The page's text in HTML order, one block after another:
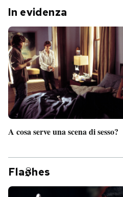
In evidenza
A cosa serve una scena di sesso?
Fla hes